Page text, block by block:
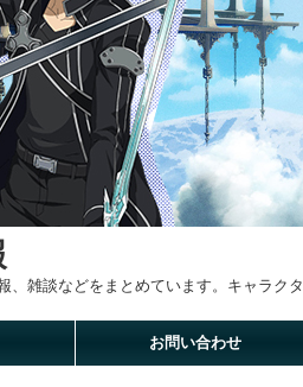
、雑談などをまとめています。キャラクタ
お問い合わせ